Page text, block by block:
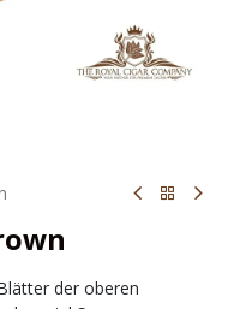
der oberen